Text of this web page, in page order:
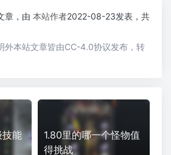
章，由 本站作者2022-08-23发表，共
外本站文章皆由CC-4.0协议发布，转
技能
1.80里的哪一个怪物值
得挑战